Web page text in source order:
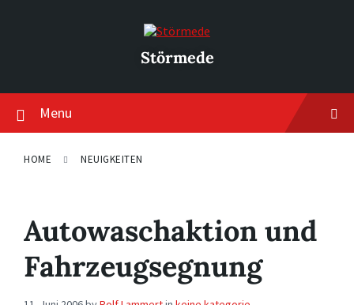
Störmede
Menu
HOME NEUIGKEITEN
Autowaschaktion und
Fahrzeugsegnung